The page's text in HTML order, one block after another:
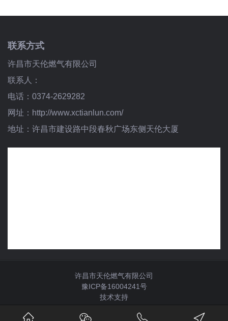
联系方式
许昌市天伦燃气有限公司
联系人：
电话：0374-2629282
网址：http://www.xctianlun.com/
地址：许昌市建设路中段春秋广场东侧天伦大厦
许昌市天伦燃气有限公司
豫ICP备16004241号
技术支持